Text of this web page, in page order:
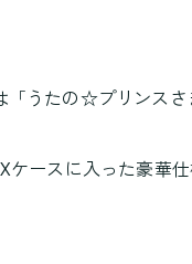
うたの☆プリンス
ースに入った豪華仕